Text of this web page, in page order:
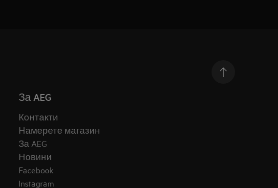
За AEG
Контакти
Намерете магазин
За AEG
Новини
Facebook
Instagram